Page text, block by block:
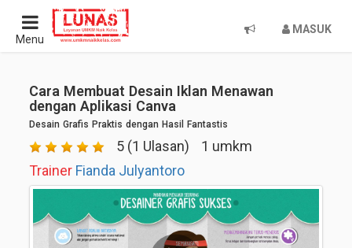
Menu
MASUK
Cara Membuat Desain Iklan Menawan
dengan Aplikasi Canva
Desain Grafis Praktis dengan Hasil Fantastis
5 (1 Ulasan)
1 umkm
Trainer Fianda Julyantoro